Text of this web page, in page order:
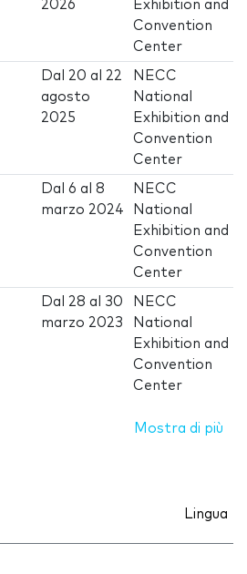
2026
Exhibition and
Convention
Center
Dal 20 al 22
agosto
2025
NECC
National
Exhibition and
Convention
Center
Dal6 al8
marzo 2024
NECC
National
Exhibition and
Convention
Center
Dal 28 al 30
marzo 2023
NECC
National
Exhibition and
Convention
Center
Mostra di più
Lingua